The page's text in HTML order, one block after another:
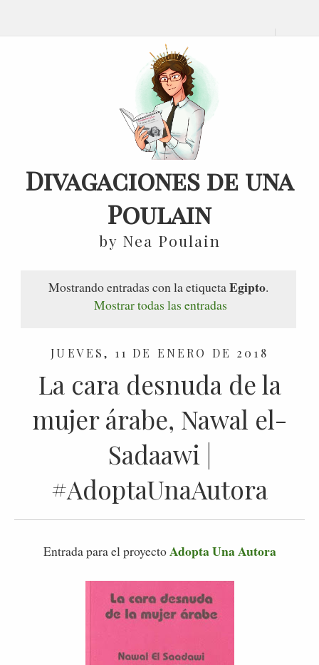
Divagaciones de una
Poulain
by Nea Poulain
Mostrando entradas con la etiquetaEgipto.
Mostrar todas las entradas
JUEVES, 11 DE ENERO DE 2018
La cara desnuda de la
mujer árabe, Nawal el-
Sadaawi |
#AdoptaUnaAutora
Entrada para el proyectoAdopta Una Autora